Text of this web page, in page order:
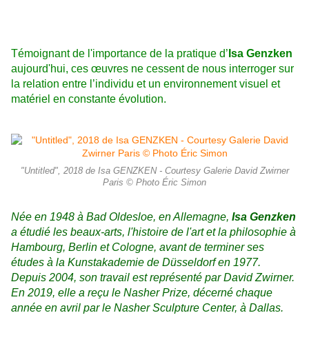
Témoignant de l'importance de la pratique d’ Isa Genzken
aujourd'hui, ces œuvres ne cessent de nous interroger sur
la relation entre l’individu et un environnement visuel et
matériel en constante évolution.
"Untitled", 2018 de Isa GENZKEN - Courtesy Galerie David Zwirner
Paris © Photo Éric Simon
Née en 1948 à Bad Oldesloe, en Allemagne, Isa Genzken
a étudié les beaux-arts, l'histoire de l'art et la philosophie à
Hambourg, Berlin et Cologne, avant de terminer ses
études à la Kunstakademie de Düsseldorf en 1977.
Depuis 2004, son travail est représenté par David Zwirner.
En 2019, elle a reçu le Nasher Prize, décerné chaque
année en avril par le Nasher Sculpture Center, à Dallas.